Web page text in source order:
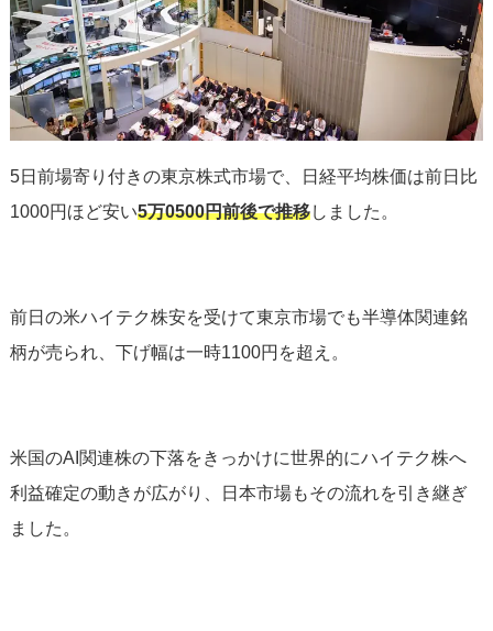
5日前場寄り付きの東京株式市場で、日経平均株価は前日比
1000円ほど安い5万0500円前後で推移しました。
前日の米ハイテク株安を受けて東京市場でも半導体関連銘
柄が売られ、下げ幅は一時1100円を超え。
米国のAI関連株の下落をきっかけに世界的にハイテク株へ
利益確定の動きが広がり、日本市場もその流れを引き継ぎ
ました。